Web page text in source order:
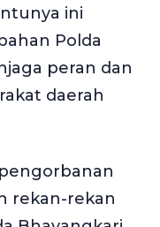
ini
Polda
peran dan
daerah
rekan-rekan